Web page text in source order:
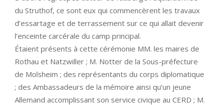
du Struthof, ce sont eux qui commencèrent les travaux
d’essartage et de terrassement sur ce qui allait devenir
l’enceinte carcérale du camp principal.
Étaient présents à cette cérémonie MM. les maires de
Rothau et Natzwiller ; M. Notter de la Sous-préfecture
de Molsheim ; des représentants du corps diplomatique
; des Ambassadeurs de la mémoire ainsi qu’un jeune
Allemand accomplissant son service civique au CERD ; M.